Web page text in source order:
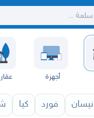
أجهزة
نيسان فورد كيا